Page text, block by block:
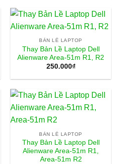
BẢN LỀ LAPTOP
Thay Bản Lề Laptop Dell
Alienware Area-51m R1, R2
250.000₫
BẢN LỀ LAPTOP
Thay Bản Lề Laptop Dell
Alienware Area-51m R1,
Area-51m R2